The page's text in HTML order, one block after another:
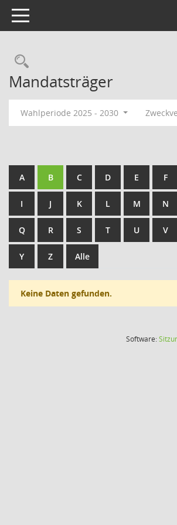
Toggle navigation
Rechercheauswahl
Mandatsträger
Wahlperiode 2025 - 2030
A B C D E F
I J K L M N
Q R S T U V
Y Z Alle
Keine Daten gefunden.
Software: